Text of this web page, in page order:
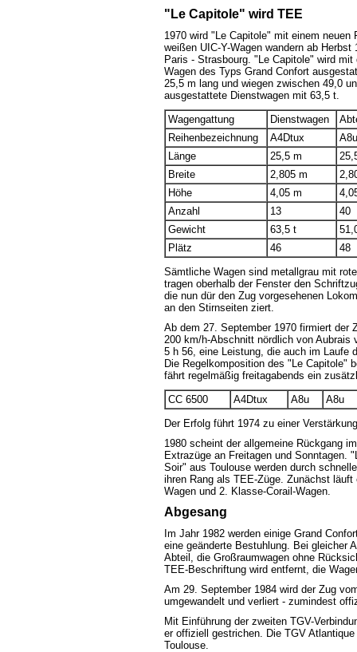
"Le Capitole" wird TEE
1970 wird "Le Capitole" mit einem
weißen UIC-Y-Wagen wandern ab
Paris - Strasbourg. "Le Capitole" wird
Wagen des Typs Grand Confort
25,5 m lang und wiegen zwischen 49,0
ausgestattete Dienstwagen mit 63,5 t.
Wagengattung
Dienstwagen
Reihenbezeichnung
A4Dtux
A8u
Länge
25,5 m
Breite
2,805 m
Höhe
4,05 m
Anzahl
13
40
Gewicht
63,5 t
Plätz
46
48
Sämtliche Wagen sind metallgrau mit
tragen oberhalb der Fenster den
die nun dür den Zug vorgesehenen
an den Stirnseiten ziert.
Ab dem 27. September 1970 firmiert der
200 km/h-Abschnitt nördlich von
5 h 56, eine Leistung, die auch im Laufe
Die Regelkomposition des "Le Capitole"
fährt regelmäßig freitagabends ein
CC 6500
A4Dtux A8u
A8u
Der Erfolg führt 1974 zu einer
1980 scheint der allgemeine Rückgang
Extrazüge an Freitagen und Sonntagen.
Soir" aus Toulouse werden durch
ihren Rang als TEE-Züge. Zunächst
Wagen und 2. Klasse-Corail-Wagen.
Abgesang
Im Jahr 1982 werden einige Grand
eine geänderte Bestuhlung. Bei gleicher
Abteil, die Großraumwagen ohne
TEE-Beschriftung wird entfernt, die
Am 29. September 1984 wird der Zug
umgewandelt und verliert - zumindest
Mit Einführung der zweiten TGV-
er offiziell gestrichen. Die TGV
Toulouse.